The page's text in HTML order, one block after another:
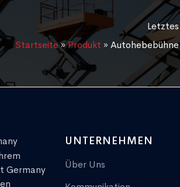
Startseite»Produkt »
Germany
UNTERNEHMEN
Über Uns